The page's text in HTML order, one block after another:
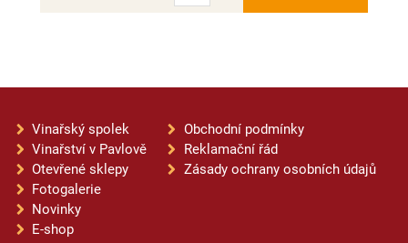
Vinařský spolek
Vinařství v Pavlově
Otevřené sklepy
Fotogalerie
Novinky
E-shop
Obchodní podmínky
Reklamační řád
Zásady ochrany osobních údajů